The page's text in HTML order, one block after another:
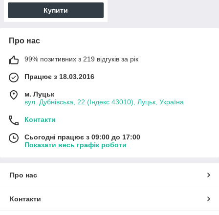
Купити
Про нас
99% позитивних з 219 відгуків за рік
Працює з 18.03.2016
м. Луцьк
вул. Дубнівська, 22 (Індекс 43010), Луцьк, Україна
Контакти
Сьогодні працює з 09:00 до 17:00
Показати весь графік роботи
Про нас
Контакти